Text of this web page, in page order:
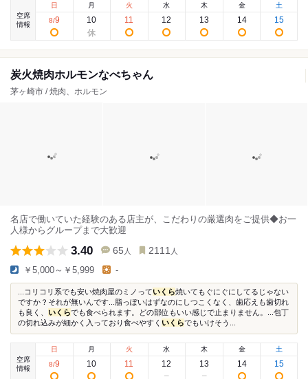
空席
情報
日
8/9
月
10
火
11
水
12
木
13
金
14
土
15
炭火焼肉ホルモンなべちゃん
茅ヶ崎市 / 焼肉、ホルモン
名店で働いていた経験のある店主が、こだわりの厳選肉をご提供◆お一
人様からグループまで大歓迎
3.40 65 人 2111 人
￥5,000～￥5,999 -
...コリコリ系でも安い焼肉屋のミノっていくら焼いてもぐにぐにしてるじゃない
ですか？それが無いんです...脂っぽいはずなのにしつこくなく、歯応えも歯切れ
も良く、 いくらでも食べられます。どの部位もいい感じで止まりません。...包丁
の切れ込みが細かく入っており食べやすく いくらでもいけそう...
空席
情報
日
8/9
月
10
火
11
水
12
木
13
金
14
土
15